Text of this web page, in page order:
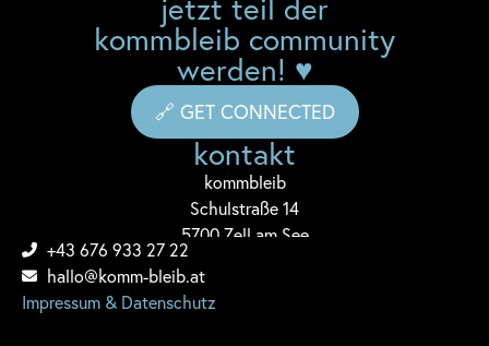
kontakt
kommbleib
Schulstraße 14
5700 Zell am See
+43 676 933 27 22
hallo@komm-bleib.at
Impressum & Datenschutz
jetzt teil der
kommbleib community
werden! ♥
🔗 GET CONNECTED